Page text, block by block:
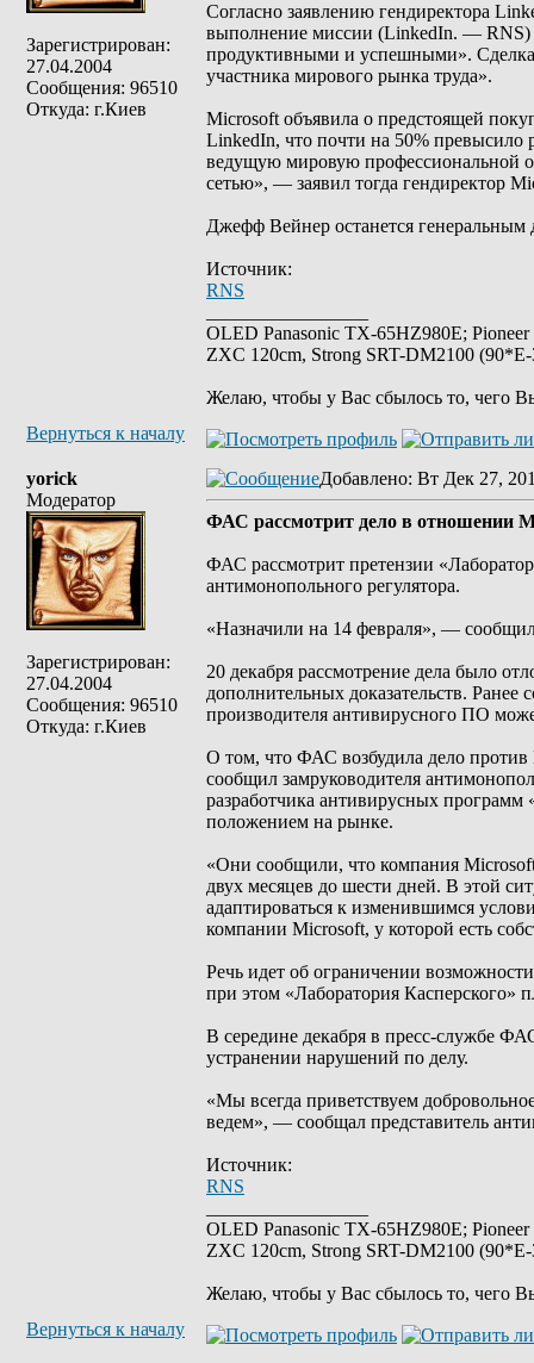
Зарегистрирован:
27.04.2004
Сообщения: 96510
Откуда: г.Киев
Согласно заявлению гендиректора
выполнение миссии (LinkedIn. — RNS)
продуктивными и успешными».
участника мирового рынка труда».
Microsoft объявила о предстоящей
LinkedIn, что почти на 50% превысило
ведущую мировую профессиональной
сетью», — заявил тогда гендиректор
Джефф Вейнер останется генеральным
Источник:
RNS
OLED Panasonic TX-65HZ980E;
ZXC 120cm, Strong SRT-DM2100
Желаю, чтобы у Вас сбылось то, чего
Вернуться к началу
yorick
Модератор
Зарегистрирован:
27.04.2004
Сообщения: 96510
Откуда: г.Киев
Добавлено: Вт Дек 27,
ФАС рассмотрит дело в отношении
ФАС рассмотрит претензии
антимонопольного регулятора.
«Назначили на 14 февраля», —
20 декабря рассмотрение дела было
дополнительных доказательств. Ранее
производителя антивирусного ПО
О том, что ФАС возбудила дело против
сообщил замруководителя
разработчика антивирусных
положением на рынке.
«Они сообщили, что компания Microsoft
двух месяцев до шести дней. В этой
адаптироваться к изменившимся
компании Microsoft, у которой есть
Речь идет об ограничении
при этом «Лаборатория Касперского»
В середине декабря в пресс-службе
устранении нарушений по делу.
«Мы всегда приветствуем
ведем», — сообщал представитель
Источник:
RNS
OLED Panasonic TX-65HZ980E;
ZXC 120cm, Strong SRT-DM2100
Желаю, чтобы у Вас сбылось то, чего
Вернуться к началу